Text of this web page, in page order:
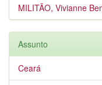
MILITÃO, Vivianne
Assunto
Ceará